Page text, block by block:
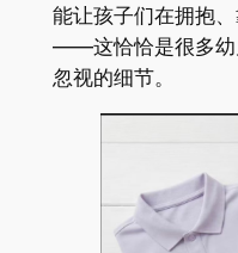
能让孩子们在拥抱
——这恰恰是很多幼
忽视的细节。